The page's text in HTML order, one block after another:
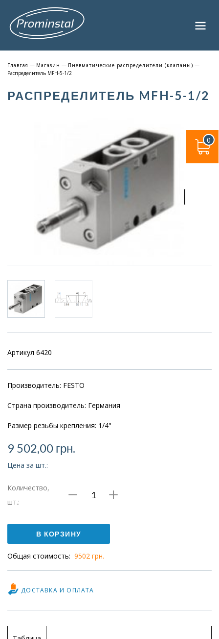
Главгая — Магазин — Пневматические распределители (клапаны) —
Распределитель MFH-5-1/2
РАСПРЕДЕЛИТЕЛЬ MFH-5-1/2
Артикул 6420
Производитель: FESTO
Страна производитель: Германия
Размер резьбы крепления: 1/4"
9 502,00 грн.
Цена за шт.:
Количество,
шт.:
Количество
MFH-
5-
1/2
В КОРЗИНУ
Общая стоимость: 9502 грн.
ДОСТАВКА И ОПЛАТА
0